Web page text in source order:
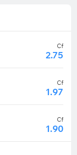
Cf
2.75
Cf
1.97
Cf
1.90